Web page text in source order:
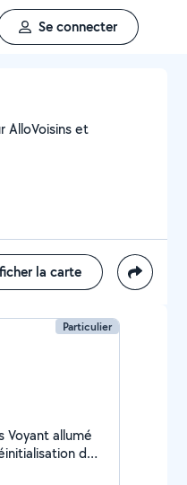
Se connecter
AlloVoisins et
la carte
Particulier
allumé
de